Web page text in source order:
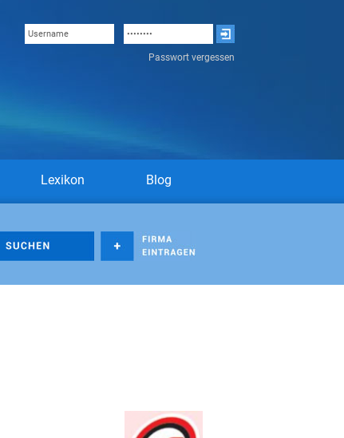
Passwort vergessen
Lexikon Blog